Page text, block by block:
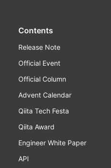
Contents
Release Note
Official Event
Official Column
Advent Calendar
Qiita Tech Festa
Qiita Award
Engineer White Paper
API